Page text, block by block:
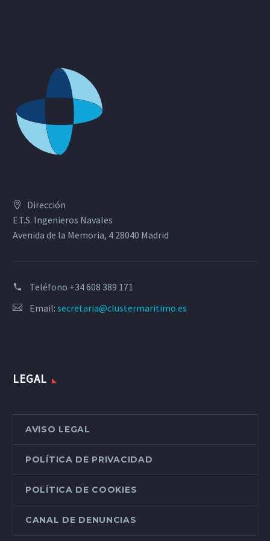
Dirección
E.T.S. Ingenieros Navales
Avenida de la Memoria, 4 28040 Madrid
Teléfono +34 608 389 171
Email: secretaria@clustermaritimo.es
LEGAL
AVISO LEGAL
POLÍTICA DE PRIVACIDAD
POLÍTICA DE COOKIES
CANAL DE DENUNCIAS